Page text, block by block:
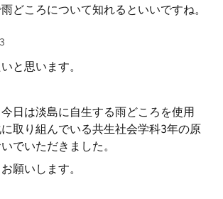
どころについて知れるといいですね。
と思います。
日は淡島に自生する雨どころを使用
取り組んでいる共生社会学科3年の原
でいただきました。
願いします。